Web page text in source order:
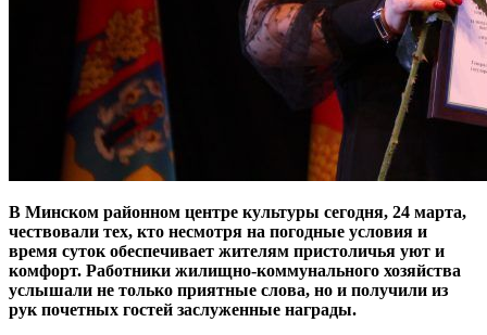
В Минском районном центре культуры сегодня, 24 марта,
чествовали тех, кто несмотря на погодные условия и
время суток обеспечивает жителям пристоличья уют и
комфорт. Работники жилищно-коммунального хозяйства
услышали не только приятные слова, но и получили из
рук почетных гостей заслуженные награды.